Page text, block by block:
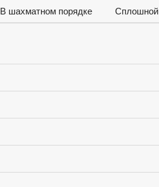
В шахматном порядке Сплошной